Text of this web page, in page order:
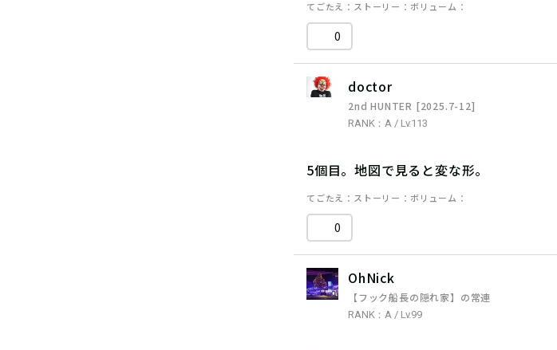
てごたえ ストーリー ボリューム
0
doctor
2nd HUNTER [2025.7-12]
RANK：A / Lv.113
5個目。地図で見ると変な形。
てごたえ ストーリー ボリューム
0
OhNick
【フック船長の隠れ家】の常連
RANK：A / Lv.99